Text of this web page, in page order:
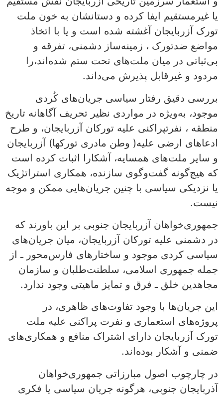
یا غیرمستقیم ایفا کرده‌ و دستانشان به خون ملت
تورک آزربایجان آغشته شده است و یا با اتخاذ
مواضع ضدتورک ، زمینه‌ساز دشمنی، تفرقه و
بی‌ثباتی در میان ملت‌های تحت ستم شده‌اند،را
مردود و غیرقابل پذیرش می‌داند.
بررسی دقیق رفتار سیاسی جریان‌های کُردی
موجود، به‌ویژه در مواردی نظیر تحریف آگاهانه تاریخ
منطقه ، نفرتپراکنی علیه تورکان آزربایجان، و طرح
ادعاهای ارضی علیه( وطن مادری تورکها) آزربایجان
و سایر ملت‌های همسایه، آشکارا اثبات کرده است
که هیچ‌گونه گفت‌وگوی سازنده، همکاری استراتژیک
یا نزدیکی سیاسی با چنین جریان‌هایی ممکن و موجه
نیست.
جمهوری‌خواهان آزربایجان جنوبی بر این باورند که
در دشمنی علیه تورکان آزربایجان، میان جریان‌های
سیاسی کردی موجود و ساختارهای فارس‌محور ـ از
جمله جمهوری اسلامی، سلطنت‌طلبان و سازمان
مجاهدین خلق ـ فرق و تمایز ماهیتی وجود ندارد.
این جریان‌ها با وجود تفاوت‌های ظاهری، در
پروژه‌های استعماری و نفرت پراکنی علیه ملت
تورک آزربایجان دارای اشتراک منافع و همکاری‌های
ضمنی و آشکار بوده‌اند.
در چارچوب اصول مبارزاتی جمهوری‌خواهان
آذربایجان جنوبی، هرگونه جریان سیاسی یا فکری